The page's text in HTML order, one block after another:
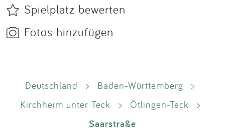
Spielplatz bewerten
Fotos hinzufügen
Deutschland > Baden-Württemberg
>
Kirchheim unter Teck
> Ötlingen-Teck >
Saarstraße